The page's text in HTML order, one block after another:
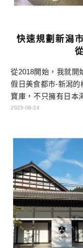
快速規劃新潟
從2018開始，我就開
假日美食都市-新潟
寶庫，不只擁有日本
非常好吃，是越光米
的深度玩家，特別針
好吃的吧！ 想跟酒
2023-08-24